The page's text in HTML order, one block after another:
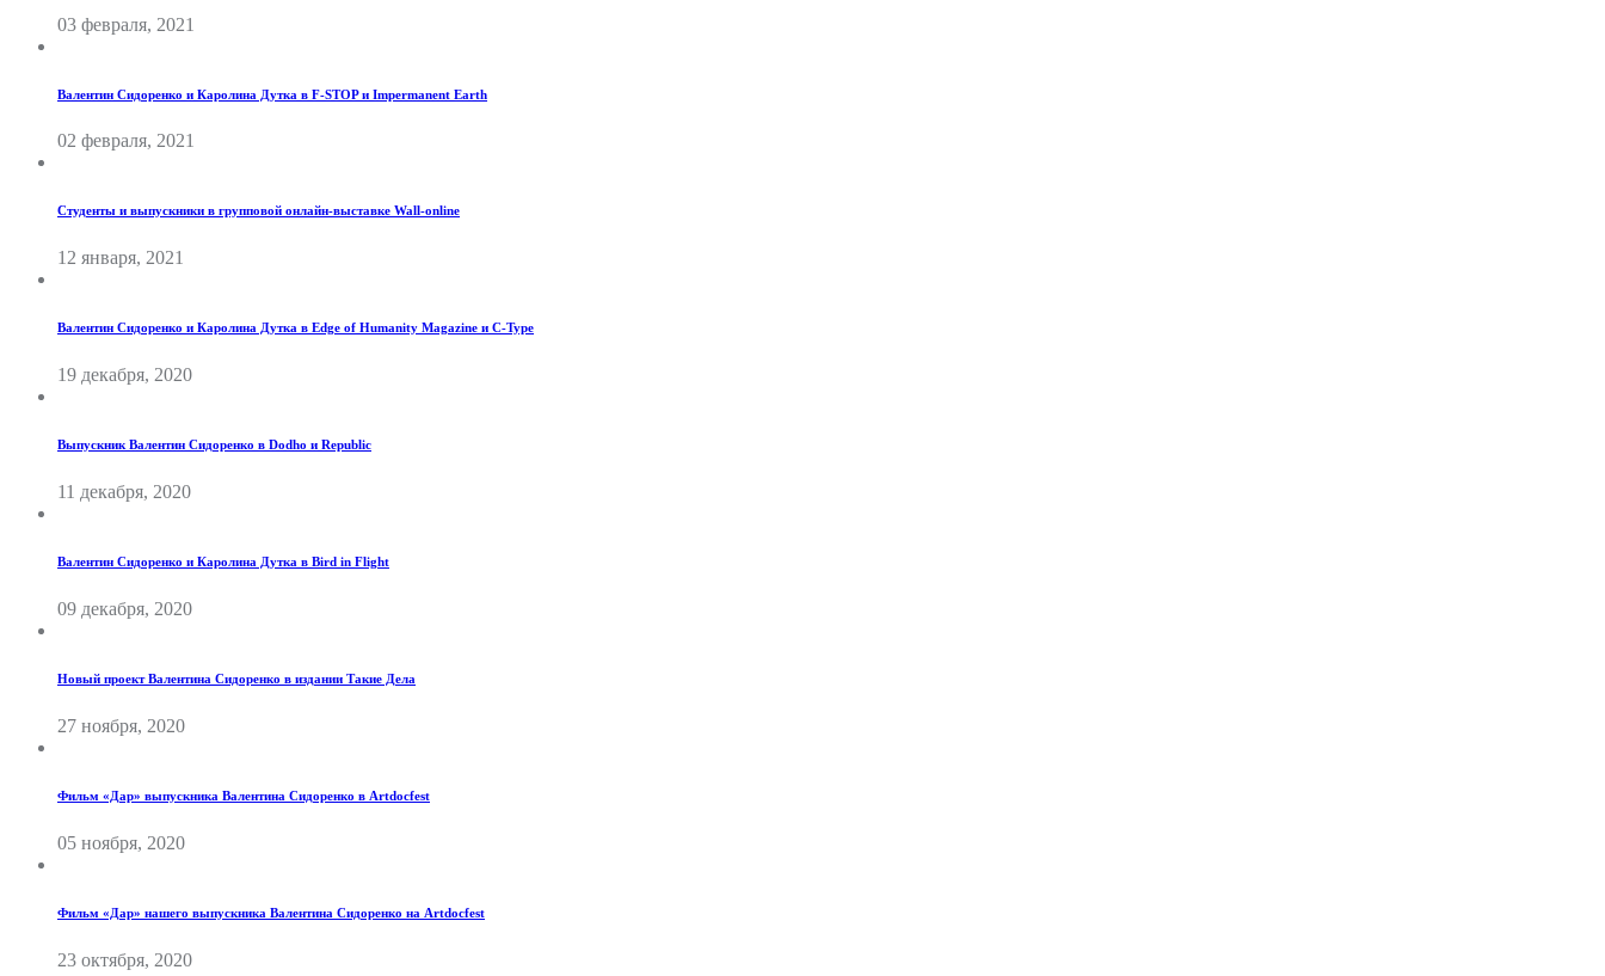
03 февраля, 2021
Валентин Сидоренко и Каролина Дутка в F-STOP и Impermanent Earth
02 февраля, 2021
Студенты и выпускники в групповой онлайн-выставке Wall-online
12 января, 2021
Валентин Сидоренко и Каролина Дутка в Edge of Humanity Magazine и C-Type
19 декабря, 2020
Выпускник Валентин Сидоренко в Dodho и Republic
11 декабря, 2020
Валентин Сидоренко и Каролина Дутка в Bird in Flight
09 декабря, 2020
Новый проект Валентина Сидоренко в издании Такие Дела
27 ноября, 2020
Фильм «Дар» выпускника Валентина Сидоренко в Artdocfest
05 ноября, 2020
Фильм «Дар» нашего выпускника Валентина Сидоренко на Artdocfest
23 октября, 2020